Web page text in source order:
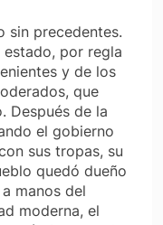
sin precedentes.
por regla
y de los
que
Después de la
el gobierno
sus tropas, su
quedó dueño
manos del
moderna, el